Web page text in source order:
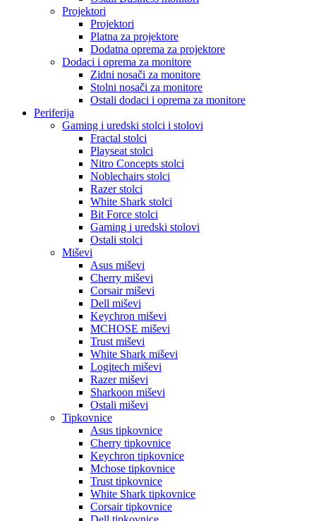
Projektori
Projektori
Platna za projektore
Dodatna oprema za projektore
Dodaci i oprema za monitore
Zidni nosači za monitore
Stolni nosači za monitore
Ostali dodaci i oprema za monitore
Periferija
Gaming i uredski stolci i stolovi
Fractal stolci
Playseat stolci
Nitro Concepts stolci
Noblechairs stolci
Razer stolci
White Shark stolci
Bit Force stolci
Gaming i uredski stolovi
Ostali stolci
Miševi
Asus miševi
Cherry miševi
Corsair miševi
Dell miševi
Keychron miševi
MCHOSE miševi
Trust miševi
White Shark miševi
Logitech miševi
Razer miševi
Sharkoon miševi
Ostali miševi
Tipkovnice
Asus tipkovnice
Cherry tipkovnice
Keychron tipkovnice
Mchose tipkovnice
Trust tipkovnice
White Shark tipkovnice
Corsair tipkovnice